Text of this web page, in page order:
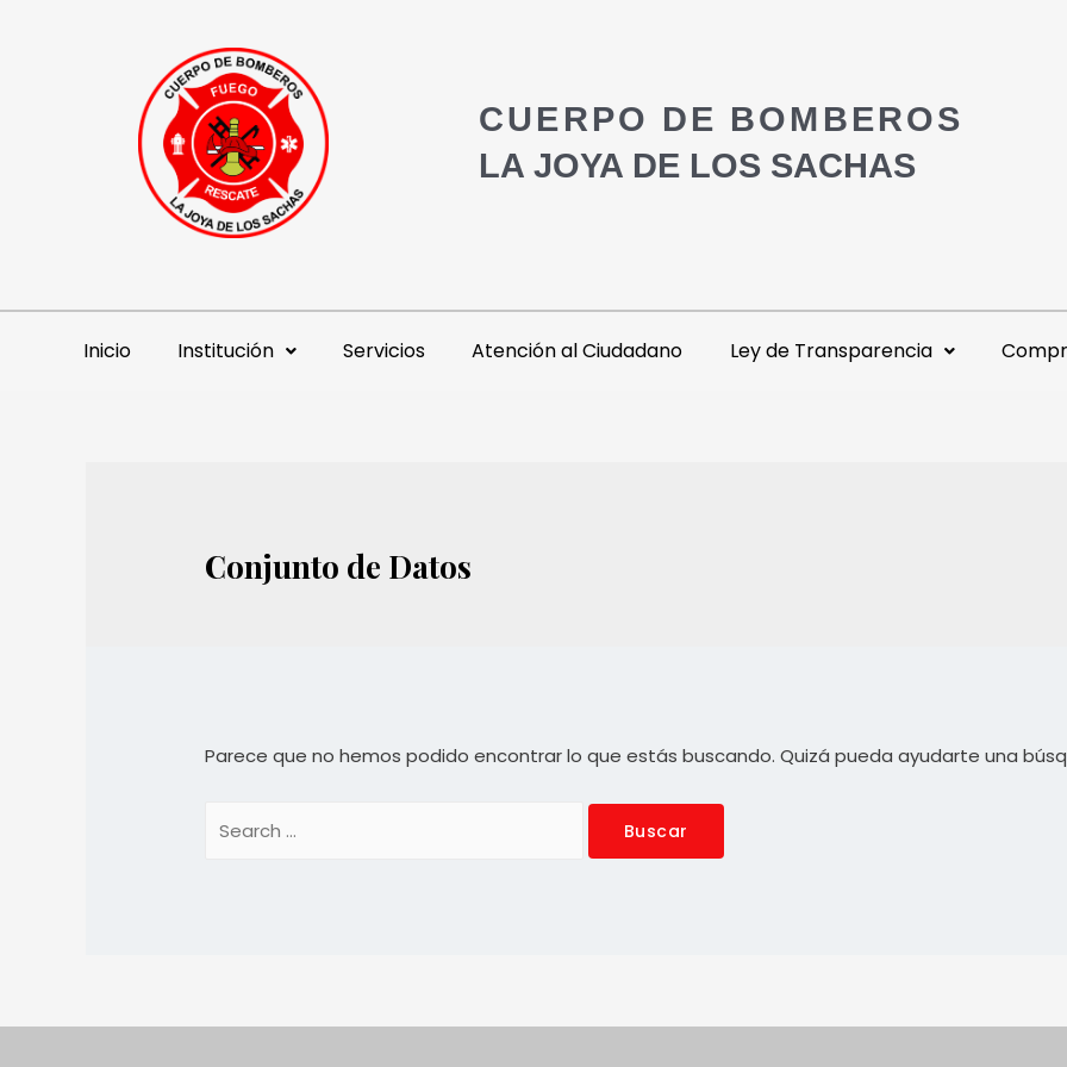
CUERPO DE BOMBEROS
LA JOYA DE LOS SACHAS
Inicio Institución Servicios Atención al Ciudadano Ley de Transparencia
Conjunto de Datos
Parece que no hemos podido encontrar lo que estás buscando. Quizá pueda ayudarte una